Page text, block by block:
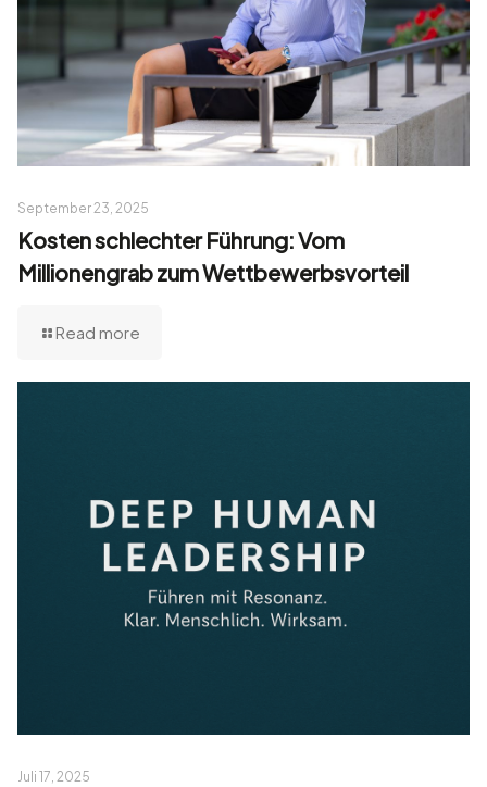
September 23, 2025
Kosten schlechter Führung: Vom
Millionengrab zum Wettbewerbsvorteil
Read more
Juli 17, 2025